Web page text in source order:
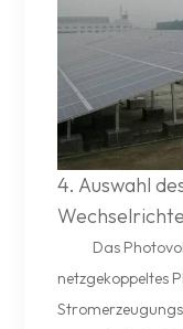
4. Auswahl
Das
netzgekoppeltes